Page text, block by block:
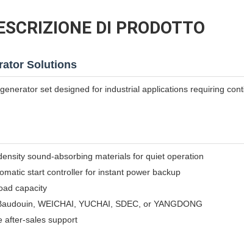
DI PRODOTTO
Solutions
set designed for industrial applications requiring
sound-absorbing materials for quiet operation
start controller for instant power backup
capacity
WEICHAI, YUCHAI, SDEC, or YANGDONG
after-sales support